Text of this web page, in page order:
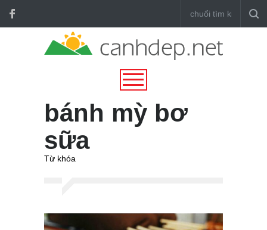
bánh mỳ bơ
sữa
Từ khóa